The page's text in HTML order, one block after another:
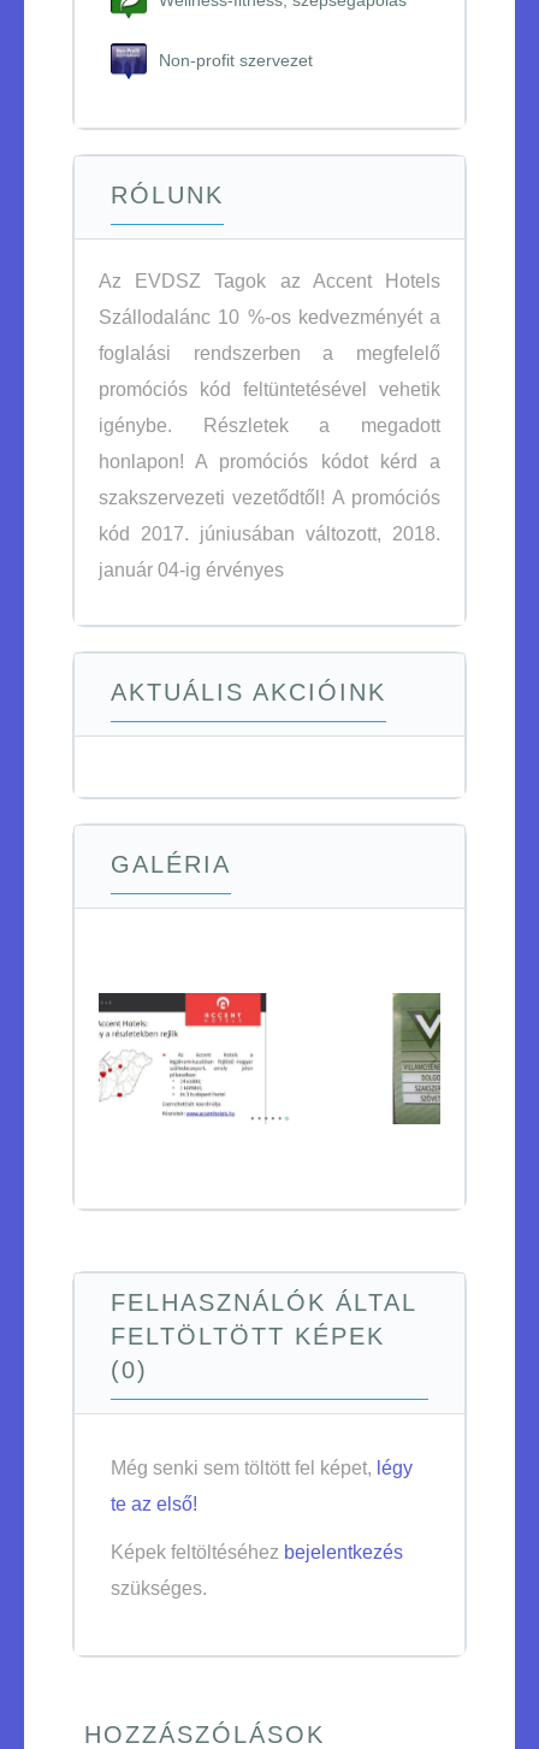
Non-profit szervezet
RÓLUNK
Az EVDSZ Tagok az Accent Hotels
Szállodalánc 10 %-os kedvezményét a
foglalási rendszerben a megfelelő
promóciós kód feltüntetésével vehetik
igénybe. Részletek a megadott
honlapon! A promóciós kódot kérd a
szakszervezeti vezetődtől! A promóciós
kód 2017. júniusában változott, 2018.
január 04-ig érvényes
AKTUÁLIS AKCIÓINK
GALÉRIA
FELHASZNÁLÓK ÁLTAL
FELTÖLTÖTT KÉPEK
(0)
Még senki sem töltött fel képet, légy
te az első!
Képek feltöltéséhez bejelentkezés
szükséges.
HOZZÁSZÓLÁSOK